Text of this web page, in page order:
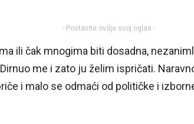
- Postavite ovdje svoj oglas -
ili čak mnogima biti dosadna,
me i zato ju želim ispričati.
i malo se odmaći od političke i